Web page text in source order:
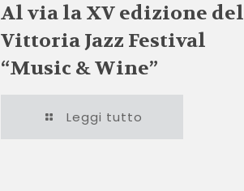
Al via la XV edizione del
Vittoria Jazz Festival
“Music & Wine”
Leggi tutto